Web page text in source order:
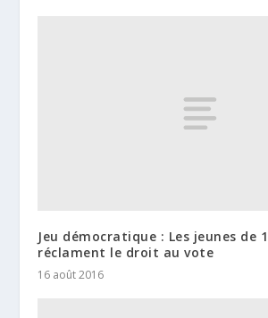
Jeu démocratique : Les jeunes de
réclament le droit au vote
16 août 2016